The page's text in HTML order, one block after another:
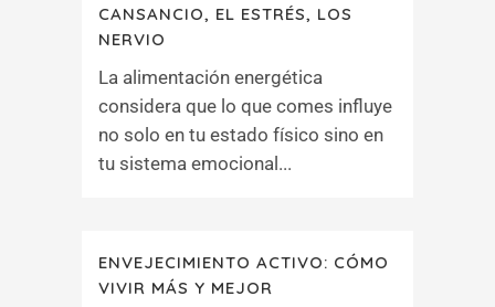
CANSANCIO, EL ESTRÉS, LOS
NERVIO
La alimentación energética
considera que lo que comes influye
no solo en tu estado físico sino en
tu sistema emocional...
ENVEJECIMIENTO ACTIVO: CÓMO
VIVIR MÁS Y MEJOR